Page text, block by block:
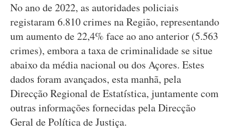
No ano de 2022, as autoridades policiais
registaram 6.810 crimes na Região, representando
um aumento de 22,4% face ao ano anterior (5.563
crimes), embora a taxa de criminalidade se situe
abaixo da média nacional ou dos Açores. Estes
dados foram avançados, esta manhã, pela
Direcção Regional de Estatística, juntamente com
outras informações fornecidas pela Direcção
Geral de Política de Justiça.